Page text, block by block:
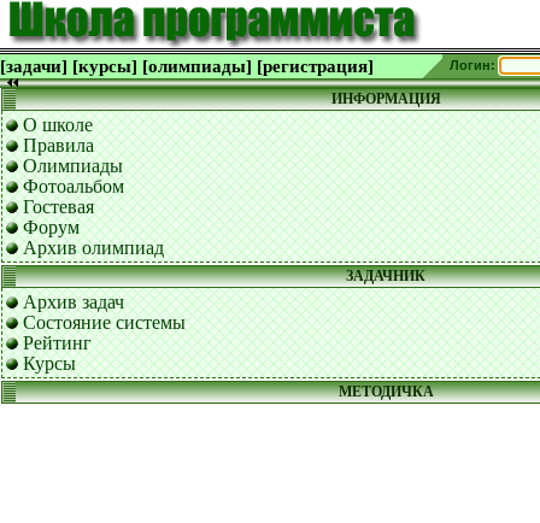
[задачи] [курсы] [олимпиады] [регистрация] Логин:
ИНФОРМАЦИЯ
О школе
Правила
Олимпиады
Фотоальбом
Гостевая
Форум
Архив олимпиад
ЗАДАЧНИК
Архив задач
Состояние системы
Рейтинг
Курсы
МЕТОДИЧКА